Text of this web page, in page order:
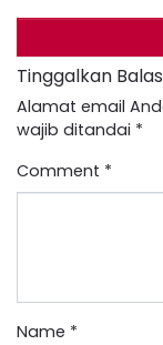
Tinggalkan
Alamat email
wajib ditandai *
Comment *
Name *